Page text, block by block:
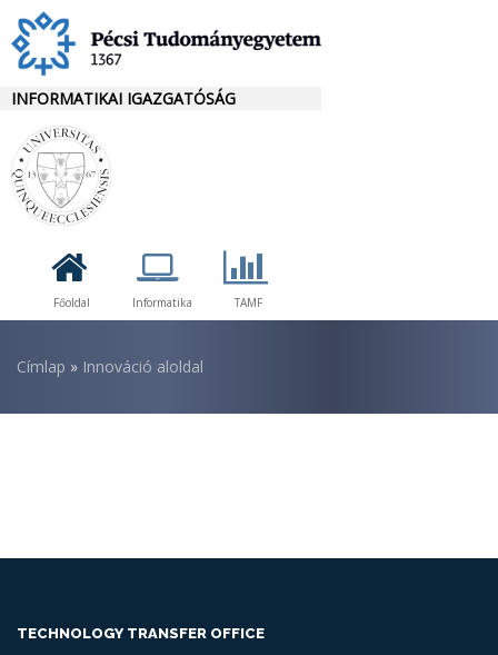
Ugrás
tartalomra
INFORMATIKAI IGAZGATÓSÁG
Főoldal Informatika TAMF
Morzsa
Címlap Innováció aloldal
TECHNOLOGY TRANSFER OFFICE